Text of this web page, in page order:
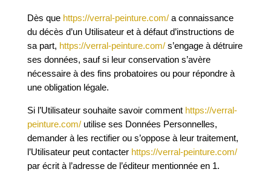
Dès que https://verral-peinture.com/a connaissance
du décès d’un Utilisateur et à défaut d’instructions de
sa part, https://verral-peinture.com/s’engage à détruire
ses données, sauf si leur conservation s’avère
nécessaire à des fins probatoires ou pour répondre à
une obligation légale.
Si l’Utilisateur souhaite savoir comment https://verral-
peinture.com/ utilise ses Données Personnelles,
demander à les rectifier ou s’oppose à leur traitement,
l’Utilisateur peut contacter https://verral-peinture.com/
par écrit à l’adresse de l’éditeur mentionnée en 1.